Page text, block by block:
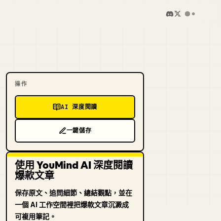
操作
AI 深度閱讀
一鍵儲存
使用 YouMind AI 深度閱讀
爆款文章
保存原文、追問細節、總結觀點，並在
一個 AI 工作空間裡把爆款文章沉澱成
可複用筆記。